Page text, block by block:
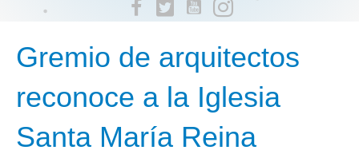
Gremio de arquitectos
reconoce a la Iglesia
Santa María Reina